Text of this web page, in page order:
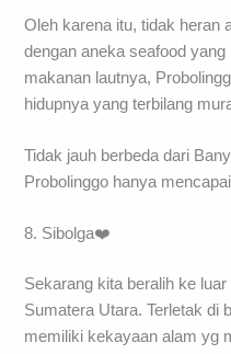
Oleh karena itu, tidak heran
dengan aneka seafood
makanan lautnya,
hidupnya yang terbilang
Tidak jauh berbeda dari
Probolinggo hanya
8. Sibolga❤️
Sekarang kita beralih ke
Sumatera Utara. Terletak di
memiliki kekayaan alam yg